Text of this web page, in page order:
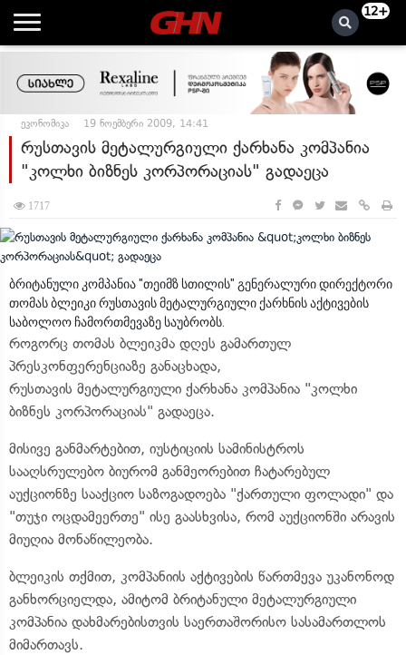
12+
ეკონომიკა 19 ნოემბერი 2009, 14:41
რუსთავის მეტალურგიული ქარხანა კომპანია
"კოლხი ბიზნეს კორპორაციას" გადაეცა
1717
ბრიტანული კომპანია "თეიმზ სთილის" გენერალური დირექტორი
თომას ბლეიკი რუსთავის მეტალურგიული ქარხნის აქტივების
საბოლოო ჩამორთმევაზე საუბრობს.
როგორც თომას ბლეიკმა დღეს გამართულ
პრესკონფერენციაზე განაცხადა,
რუსთავის მეტალურგიული ქარხანა კომპანია "კოლხი
ბიზნეს კორპორაციას" გადაეცა.
მისივე განმარტებით, იუსტიციის სამინისტროს
სააღსრულებო ბიურომ განმეორებით ჩატარებულ
აუქციონზე სააქციო საზოგადოება "ქართული ფოლადი" და
"თუჯი ოცდამეერთე" ისე გაასხვისა, რომ აუქციონში არავის
მიუღია მონაწილეობა.
ბლეიკის თქმით, კომპანიის აქტივების წართმევა უკანონოდ
განხორციელდა, ამიტომ ბრიტანული მეტალურგიული
კომპანია დახმარებისთვის საერთაშორისო სასამართლოს
მიმართავს.